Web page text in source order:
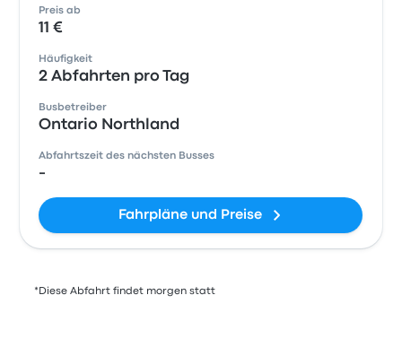
Preis ab
11 €
Häufigkeit
2 Abfahrten pro Tag
Busbetreiber
Ontario Northland
Abfahrtszeit des nächsten Busses
-
Fahrpläne und Preise
*Diese Abfahrt findet morgen statt